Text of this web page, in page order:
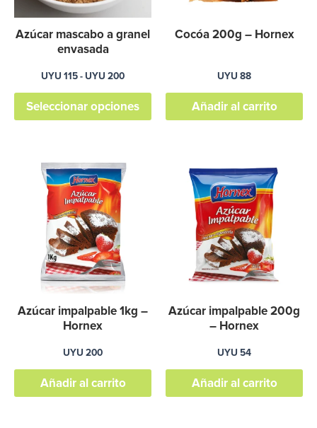
Azúcar mascabo a granel
envasada
UYU 115- UYU 200
Seleccionar opciones
producto
Cocóa 200g – Hornex
UYU 88
Añadir al carrito
Azúcar impalpable 1kg –
Hornex
UYU 200
Añadir al carrito
Azúcar impalpable 200g
– Hornex
UYU 54
Añadir al carrito